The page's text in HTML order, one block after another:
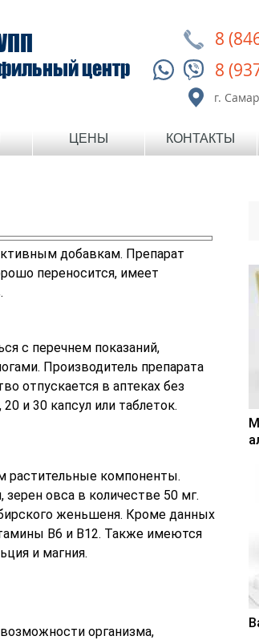
центр
8
8
г.
ЦЕНЫ КОНТАКТЫ
добавкам. Препарат
переносится, имеет
с перечнем показаний,
Производитель препарата
отпускается в аптеках без
и 30 капсул или таблеток.
растительные компоненты.
овса в количестве 50 мг.
женьшеня. Кроме данных
В6 и В12. Также имеются
и магния.
организма,